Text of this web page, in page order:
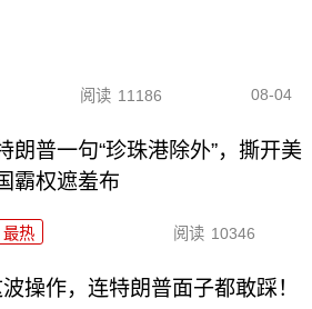
阅读 11186 08-04
朗普一句“珍珠港除外”，撕开美
霸权遮羞布
最热 阅读 10346
操作，连特朗普面子都敢踩！